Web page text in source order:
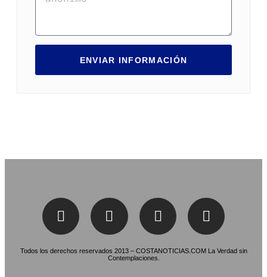
ENVIAR INFORMACIÓN
Todos los derechos reservados 2013 – COSTANOTICIAS.COM La Verdad sin
Contemplaciones.